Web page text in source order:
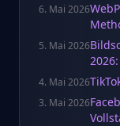
6. Mai 2026
5. Mai 2026
4. Mai 2026
3. Mai 2026